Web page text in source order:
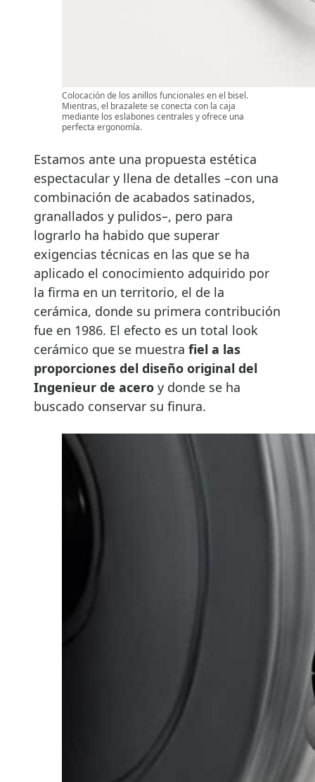
Colocación de los anillos funcionales en el bisel.
Mientras, el brazalete se conecta con la caja
mediante los eslabones centrales y ofrece una
perfecta ergonomía.
Estamos ante una propuesta estética
espectacular y llena de detalles –con una
combinación de acabados satinados,
granallados y pulidos–, pero para
lograrlo ha habido que superar
exigencias técnicas en las que se ha
aplicado el conocimiento adquirido por
la firma en un territorio, el de la
cerámica, donde su primera contribución
fue en 1986. El efecto es un total look
cerámico que se muestra fiel a las
proporciones del diseño original del
Ingenieur de acero y donde se ha
buscado conservar su finura.